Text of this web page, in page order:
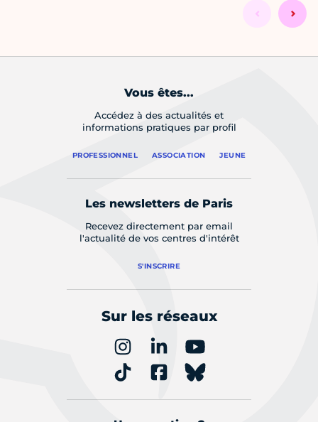
Vous êtes...
Accédez à des actualités et
informations pratiques par profil
PROFESSIONNEL ASSOCIATION JEUNE
Les newsletters de Paris
Recevez directement par email
l'actualité de vos centres d'intérêt
S'INSCRIRE
Sur les réseaux